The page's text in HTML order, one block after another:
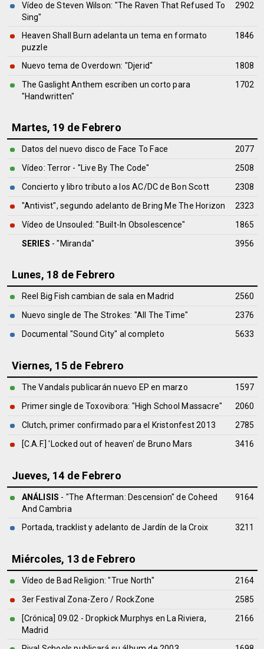
Vídeo de Steven Wilson: "The Raven That Refused To
Sing"
2902
Heaven Shall Burn adelanta un tema en formato
puzzle
1846
Nuevo tema de Overdown: "Djerid"
1808
The Gaslight Anthem escriben un corto para
"Handwritten"
1702
Martes, 19 de Febrero
Datos del nuevo disco de Face To Face
2077
Vídeo: Terror - "Live By The Code"
2508
Concierto y libro tributo a los AC/DC de Bon Scott
2308
"Antivist", segundo adelanto de Bring Me The Horizon
2323
Vídeo de Unsouled: "Built-In Obsolescence"
1865
SERIES - "Miranda" 3956
Lunes, 18 de Febrero
Reel Big Fish cambian de sala en Madrid
2560
Nuevo single de The Strokes: "All The Time"
2376
Documental "Sound City" al completo
5633
Viernes, 15 de Febrero
The Vandals publicarán nuevo EP en marzo
1597
Primer single de Toxovibora: "High School Massacre"
2060
Clutch, primer confirmado para el Kristonfest 2013
2785
[C.A.F.] 'Locked out of heaven' de Bruno Mars
3416
Jueves, 14 de Febrero
ANÁLISIS - "The Afterman: Descension" deCoheed
And Cambria
9164
Portada, tracklist y adelanto de Jardín de la Croix 3211
Miércoles, 13 de Febrero
Vídeo de Bad Religion: "True North"
2164
3er Festival Zona-Zero / RockZone
2585
[Crónica] 09.02 - Dropkick Murphys en La Riviera,
Madrid
2166